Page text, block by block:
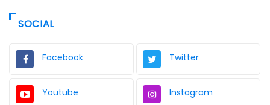
SOCIAL
Facebook Twitter
Youtube Instagram